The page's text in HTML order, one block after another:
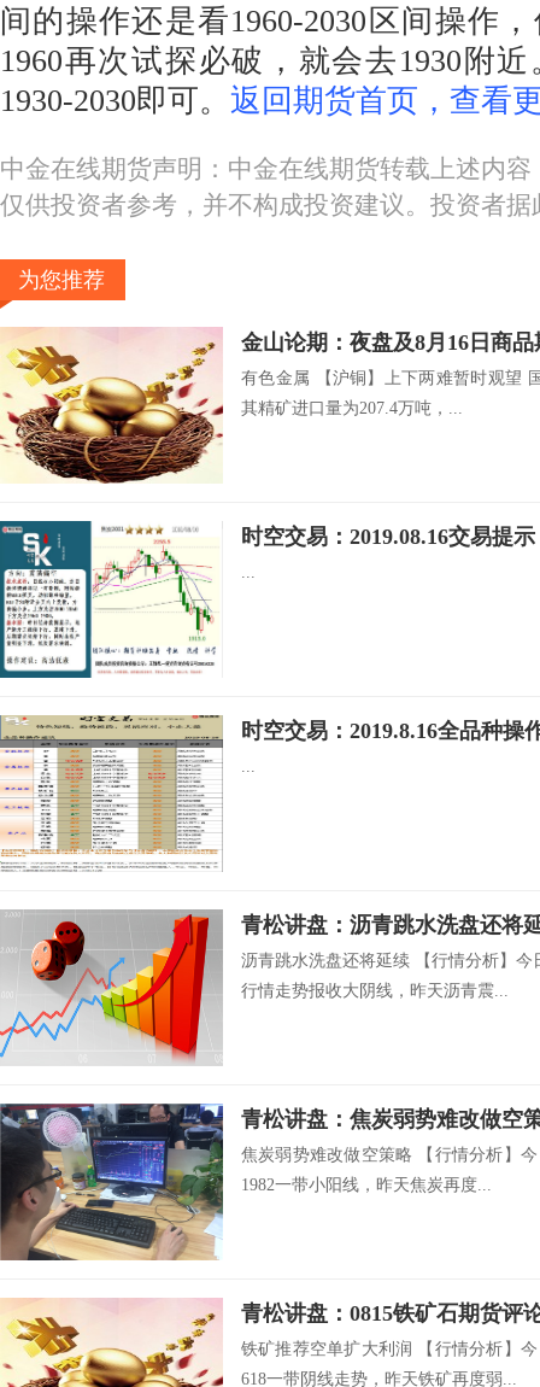
间的操作还是看1960-2030区间操作
1960再次试探必破，就会去1930附
1930-2030即可。 返回期货首页，查看
中金在线期货声明：中金在线期货转载上述内
仅供投资者参考，并不构成投资建议。投资者
为您推荐
金山论期：夜盘及8月16日商
有色金属 【沪铜】上下两难暂时观望
其精矿进口量为207.4万吨，...
时空交易：2019.08.16交易提示
...
时空交易：2019.8.16全品种操
...
青松讲盘：沥青跳水洗盘还将
沥青跳水洗盘还将延续 【行情分析】今
行情走势报收大阴线，昨天沥青震...
青松讲盘：焦炭弱势难改做空
焦炭弱势难改做空策略 【行情分析】
1982一带小阳线，昨天焦炭再度...
青松讲盘：0815铁矿石期货评
铁矿推荐空单扩大利润 【行情分析】
618一带阴线走势，昨天铁矿再度弱...